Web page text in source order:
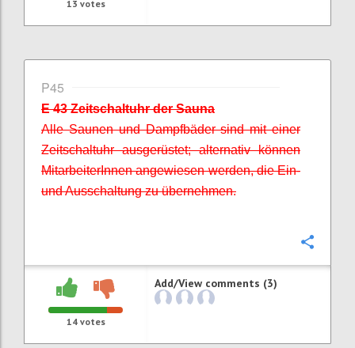
13 votes
P45
E 43 Zeitschaltuhr der Sauna
Alle Saunen und Dampfbäder sind mit einer
Zeitschaltuhr ausgerüstet; alternativ können
MitarbeiterInnenangewiesen werden, die Ein-
und Ausschaltung zu übernehmen.
14votes
Add/View comments (3)